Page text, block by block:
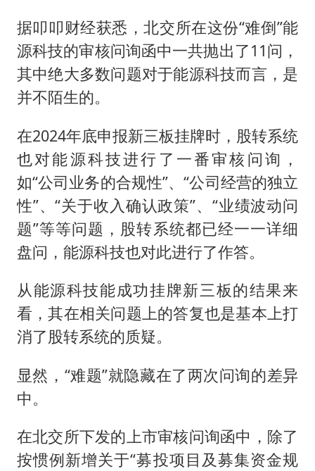
据叩叩财经获悉，北交所在这份“难倒”能
源科技的审核问询函中一共抛出了11问，
其中绝大多数问题对于能源科技而言，是
并不陌生的。
在2024年底申报新三板挂牌时，股转系统
也对能源科技进行了一番审核问询，
如“公司业务的合规性”、“公司经营的独立
性”、“关于收入确认政策”、“业绩波动问
题”等等问题，股转系统都已经一一详细
盘问，能源科技也对此进行了作答。
从能源科技能成功挂牌新三板的结果来
看，其在相关问题上的答复也是基本上打
消了股转系统的质疑。
显然，“难题”就隐藏在了两次问询的差异
中。
在北交所下发的上市审核问询函中，除了
按惯例新增关于“募投项目及募集资金规